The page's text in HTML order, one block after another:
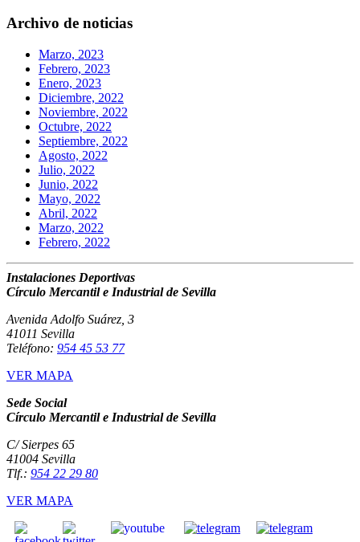
Archivo de noticias
Marzo, 2023
Febrero, 2023
Enero, 2023
Diciembre, 2022
Noviembre, 2022
Octubre, 2022
Septiembre, 2022
Agosto, 2022
Julio, 2022
Junio, 2022
Mayo, 2022
Abril, 2022
Marzo, 2022
Febrero, 2022
Instalaciones Deportivas
Círculo Mercantil e Industrial de Sevilla
Avenida Adolfo Suárez, 3
41011 Sevilla
Teléfono: 954 45 53 77
VER MAPA
Sede Social
Círculo Mercantil e Industrial de Sevilla
C/ Sierpes 65
41004 Sevilla
Tlf.: 954 22 29 80
VER MAPA